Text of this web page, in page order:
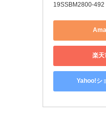
19SSBM2800-492
楽天
Yahoo!シ